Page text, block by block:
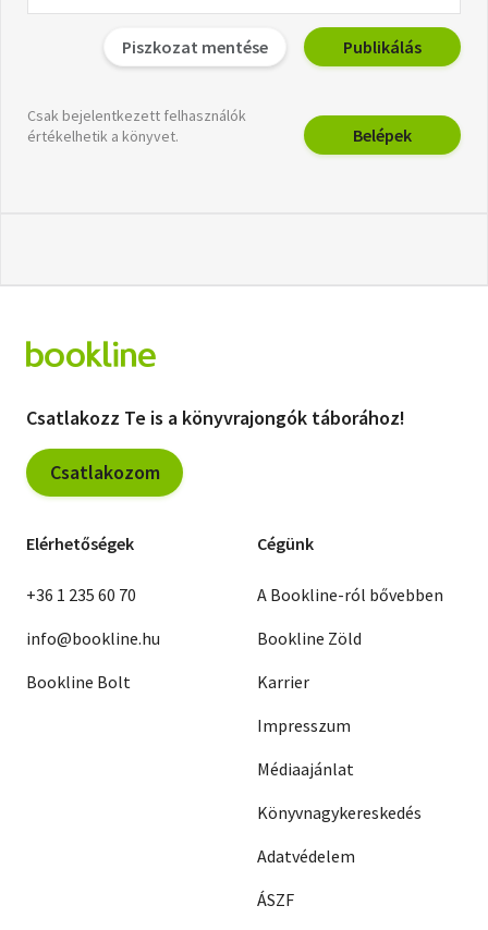
Piszkozat mentése Publikálás
Csak bejelentkezett felhasználók
értékelhetik a könyvet.
Belépek
Csatlakozz Te is a könyvrajongók táborához!
Csatlakozom
Elérhetőségek
+36 1 235 60 70
info@bookline.hu
Bookline Bolt
Cégünk
A Bookline-ról bővebben
Bookline Zöld
Karrier
Impresszum
Médiaajánlat
Könyvnagykereskedés
Adatvédelem
ÁSZF